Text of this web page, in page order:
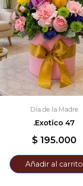
Día de la Madre
.Exotico 47
$ 195.000
Añadir al carrito